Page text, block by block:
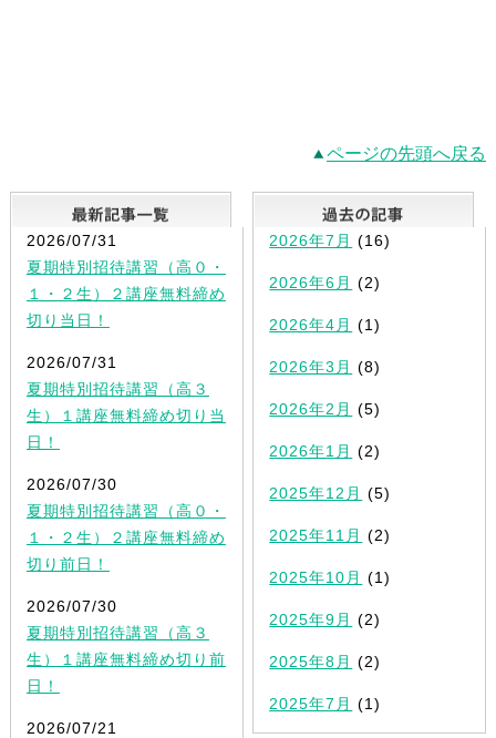
ページの先頭へ戻る
最新記事一覧
2026/07/31
夏期特別招待講習（高０・
１・２生）２講座無料締め
切り当日！
2026/07/31
夏期特別招待講習（高３
生）１講座無料締め切り当
日！
2026/07/30
夏期特別招待講習（高０・
１・２生）２講座無料締め
切り前日！
2026/07/30
夏期特別招待講習（高３
生）１講座無料締め切り前
日！
2026/07/21
2026年7月 (16)
2026年6月 (2)
2026年4月 (1)
2026年3月 (8)
2026年2月 (5)
2026年1月 (2)
2025年12月 (5)
2025年11月 (2)
2025年10月 (1)
2025年9月 (2)
2025年8月 (2)
2025年7月 (1)